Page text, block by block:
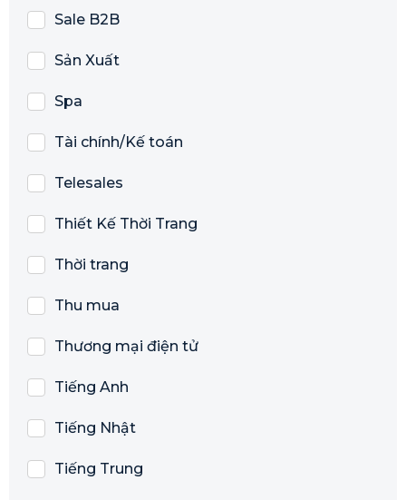
Sale B2B
Sản Xuất
Spa
Tài chính/Kế toán
Telesales
Thiết Kế Thời Trang
Thời trang
Thu mua
Thương mại điện tử
Tiếng Anh
Tiếng Nhật
Tiếng Trung